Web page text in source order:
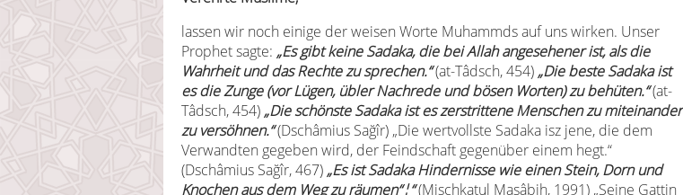
lassen wir noch einige der weisen Worte Muhammds auf uns wirken. Unser
Prophet sagte: „Es gibt keine Sadaka, die bei Allah angesehener ist, als die
Wahrheit und das Rechte zu sprechen.“(at-Tâdsch, 454) „Die beste Sadaka ist
es die Zunge (vor Lügen, übler Nachrede und bösen Worten) zu behüten.“(at-
Tâdsch, 454) „Die schönste Sadaka ist es zerstrittene Menschen zu miteinander
zu versöhnen.“(Dschâmius Sağîr) „Die wertvollste Sadaka isz jene, die dem
Verwandten gegeben wird, der Feindschaft gegenüber einem hegt.“
(Dschâmius Sağîr, 467) „Es ist Sadaka Hindernisse wie einen Stein, Dorn und
Knochen aus dem Weg zu räumen“¦“(Mischkatul Masâbih, 1991) „Seine Gattin